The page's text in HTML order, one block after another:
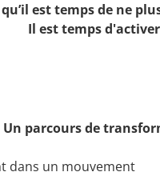
est temps de ne
Il est temps
Un parcours de
dans un mouvement